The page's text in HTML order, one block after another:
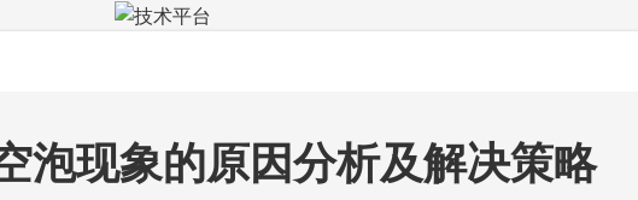
泡现象的原因分析及解决策略